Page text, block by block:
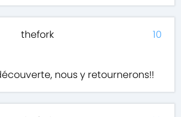
thefork
nous y retournerons!!
10